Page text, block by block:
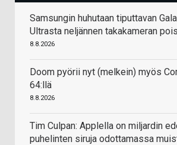
Samsungin huhutaan tiputtavan
Ultrasta neljännen takakameran pois
8.8.2026
Doom pyörii nyt (melkein) myös
64:llä
8.8.2026
Tim Culpan: Applella on miljardin
puhelinten siruja odottamassa